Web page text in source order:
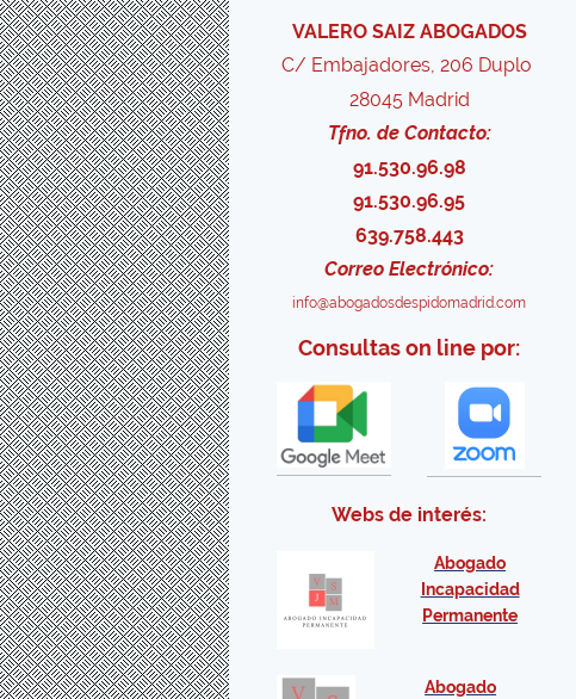
VALERO SAIZ ABOGADOS
C/ Embajadores, 206 Duplo
28045 Madrid
Tfno. de Contacto:
91.530.96.98
91.530.96.95
639.758.443
Correo Electrónico:
info@abogadosdespidomadrid.com
Consultas on line por:
Webs de interés:
Abogado
Incapacidad
Permanente
Abogado